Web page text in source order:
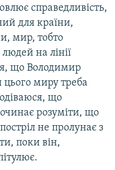
справедливість,
для країни,
мир, тобто
на лінії
що Володимир
миру треба
що
розуміти, що
не пролунає з
поки він,